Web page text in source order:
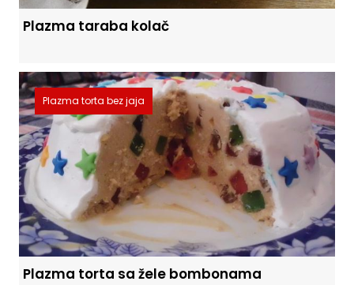
Plazma taraba kolač
Plazma torta bez jaja
Plazma torta sa žele bombonama